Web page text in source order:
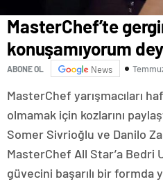
MasterChef’te
konuşamıyorum
ABONE OL News
MasterChef yarışmacıları
olmamak için kozlarını
Somer Sivrioğlu ve Danilo
MasterChef All Star’a Bedri
güvecini başarılı bir formda